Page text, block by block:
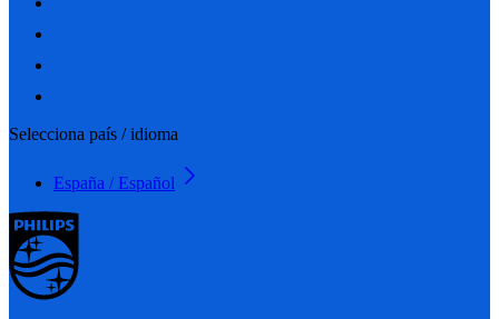
Selecciona país / idioma
España / Español